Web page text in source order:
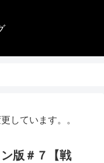
しています。。
版＃７【戦